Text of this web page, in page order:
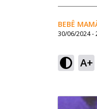
BEBÊ
30/06/2024 -
A+